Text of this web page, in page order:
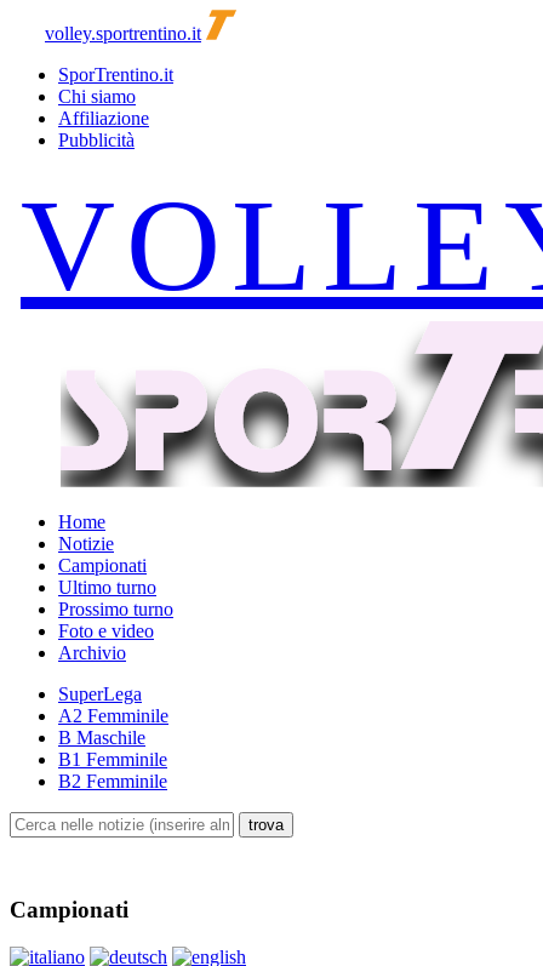
volley.sportrentino.it
SporTrentino.it
Chi siamo
Affiliazione
Pubblicità
Home
Notizie
Campionati
Ultimo turno
Prossimo turno
Foto e video
Archivio
SuperLega
A2 Femminile
B Maschile
B1 Femminile
B2 Femminile
Campionati